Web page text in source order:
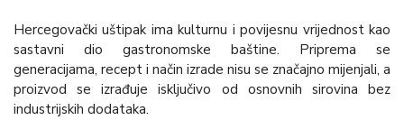
Hercegovački uštipak ima kulturnu i povijesnu vrijednost kao
sastavni dio gastronomske baštine. Priprema se
generacijama, recept i način izrade nisu se značajno mijenjali, a
proizvod se izrađuje isključivo od osnovnih sirovina bez
industrijskih dodataka.